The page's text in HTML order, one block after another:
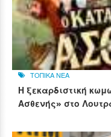
ΤΟΠΙΚΑ ΝΕΑ
Η ξεκαρδιστική
Ασθενής» στο